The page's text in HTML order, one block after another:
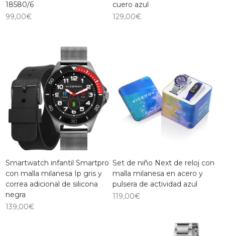
18580/6
99,00€
cuero azul
129,00€
Smartwatch infantil Smartpro
con malla milanesa Ip gris y
correa adicional de silicona
negra
139,00€
Set de niño Next de reloj con
malla milanesa en acero y
pulsera de actividad azul
119,00€